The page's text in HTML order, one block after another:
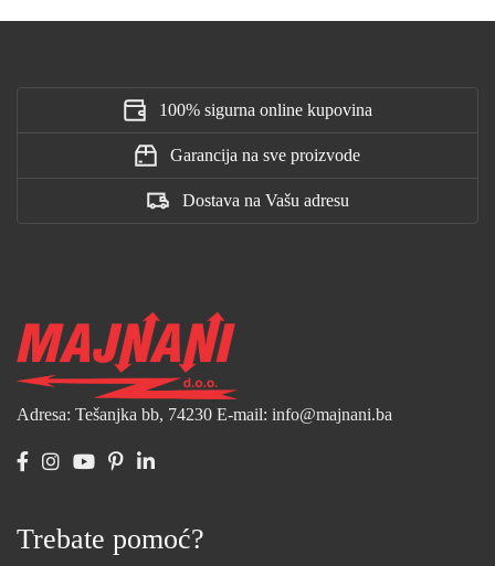
100% sigurna online kupovina
Garancija na sve proizvode
Dostava na Vašu adresu
Adresa: Tešanjka bb, 74230 E-mail: info@majnani.ba
Trebate pomoć?